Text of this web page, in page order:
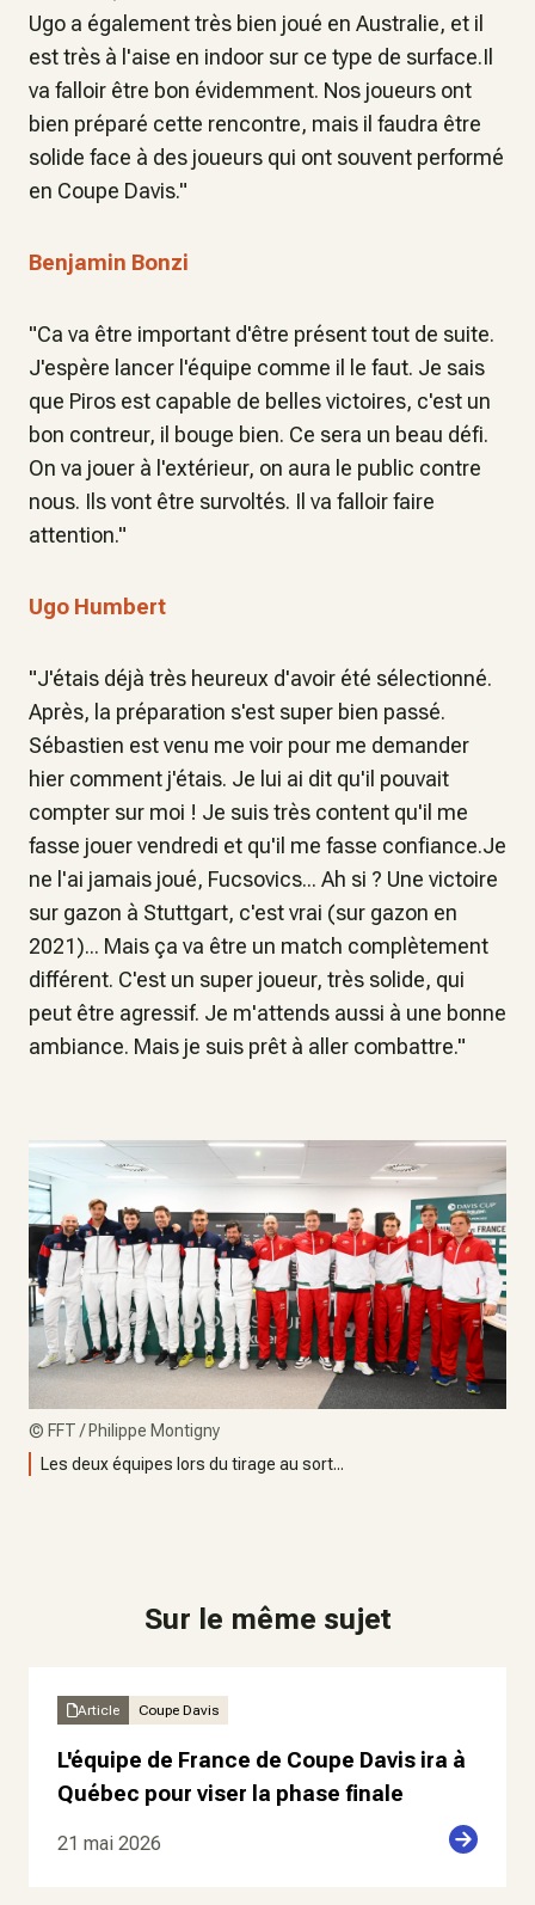
Ugo a également très bien joué en Australie, et il
est très à l'aise en indoor sur ce type de surface.Il
va falloir être bon évidemment. Nos joueurs ont
bien préparé cette rencontre, mais il faudra être
solide face à des joueurs qui ont souvent performé
en Coupe Davis."
Benjamin Bonzi
"Ca va être important d'être présent tout de suite.
J'espère lancer l'équipe comme il le faut. Je sais
que Piros est capable de belles victoires, c'est un
bon contreur, il bouge bien. Ce sera un beau défi.
On va jouer à l'extérieur, on aura le public contre
nous. Ils vont être survoltés. Il va falloir faire
attention."
Ugo Humbert
"J'étais déjà très heureux d'avoir été sélectionné.
Après, la préparation s'est super bien passé.
Sébastien est venu me voir pour me demander
hier comment j'étais. Je lui ai dit qu'il pouvait
compter sur moi ! Je suis très content qu'il me
fasse jouer vendredi et qu'il me fasse confiance.Je
ne l'ai jamais joué, Fucsovics... Ah si ? Une victoire
sur gazon à Stuttgart, c'est vrai (sur gazon en
2021)... Mais ça va être un match complètement
différent. C'est un super joueur, très solide, qui
peut être agressif. Je m'attends aussi à une bonne
ambiance. Mais je suis prêt à aller combattre."
© FFT / Philippe Montigny
Les deux équipes lors du tirage au sort...
Sur le même sujet
Article Coupe Davis
L'équipe de France de Coupe Davis ira à
Québec pour viser la phase finale
21 mai 2026